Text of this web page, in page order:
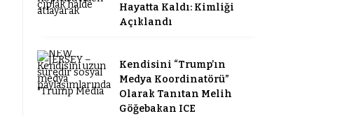
Hayatta Kaldı: Kimliği
Açıklandı
Kendisini “Trump’ın
Medya Koordinatörü”
Olarak Tanıtan Melih
Göğebakan ICE